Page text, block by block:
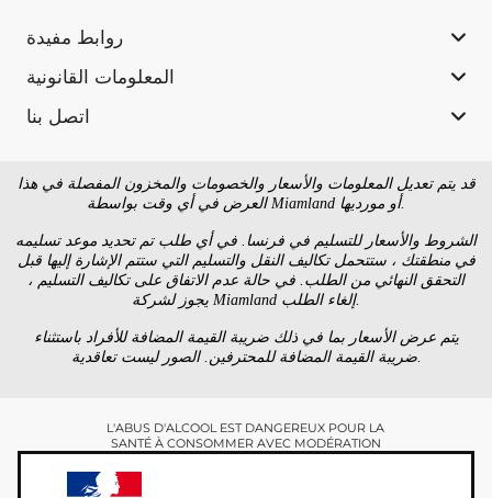
روابط مفيدة
المعلومات القانونية
اتصل بنا
قد يتم تعديل المعلومات والأسعار والخصومات والمخزون المفصلة في هذا
العرض في أي وقت بواسطة Miamland أو مورديها.
الشروط والأسعار للتسليم في فرنسا. في أي طلب تم تحديد موعد تسليمه
في منطقتك ، ستتحمل تكاليف النقل والتسليم التي ستتم الإشارة إليها قبل
التحقق النهائي من الطلب. في حالة عدم الاتفاق على تكاليف التسليم ،
يجوز لشركة Miamland إلغاء الطلب.
يتم عرض الأسعار بما في ذلك ضريبة القيمة المضافة للأفراد باستثناء
ضريبة القيمة المضافة للمحترفين. الصور ليست تعاقدية.
L'ABUS D'ALCOOL EST DANGEREUX POUR LA
SANTÉ À CONSOMMER AVEC MODÉRATION